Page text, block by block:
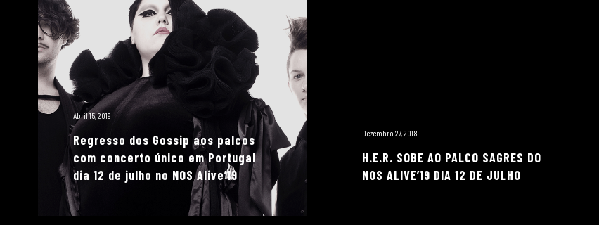
Abril 15, 2019
Regresso dos Gossip aos palcos
com concerto único em Portugal
dia 12 de julho no NOS Alive’19
Dezembro 27, 2018
H.E.R. SOBE AO PALCO SAGRES DO
NOS ALIVE’19 DIA 12 DE JULHO